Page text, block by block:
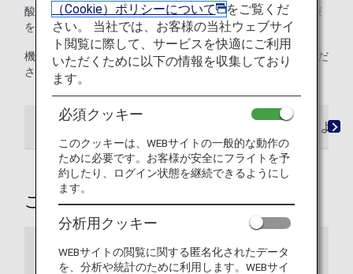
酸素ボンベは航空手荷物では「危険物」となりますが、医療
を目的として用いる場合のみ航空輸送が認められています。
機内で使用される場合にはANA所定の 診断書
をご用意くだ
さい。
よく
ご予約時
お客様ご自身の酸素ボンベのご利用
（Cookie）ポリシーについて
をご覧くだ
さい。 当社では、お客様の当社ウェブサイ
ト閲覧に際して、サービスを快適にご利用
いただくために以下の情報を収集しており
ます。
必須クッキー
このクッキーは、WEBサイトの一般的な動作の
ために必要です。お客様が安全にフライトを予
約したり、ログイン状態を継続できるようにし
ます。
分析用クッキー
WEBサイトの閲覧に関する匿名化されたデータ
を、分析や統計のために利用します。WEBサイ